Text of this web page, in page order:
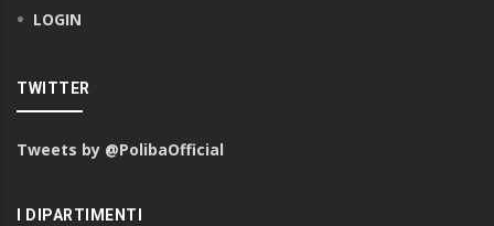
LOGIN
TWITTER
Tweets by @PolibaOfficial
I DIPARTIMENTI